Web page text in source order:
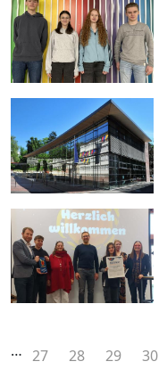
Seitennummerierung
‹ Previous
… Page
27 Page
28 Page
29 Page
30